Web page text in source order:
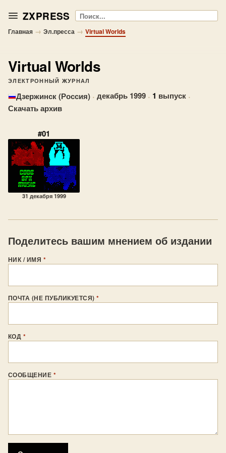
ZXPRESS Поиск
Главная → Эл.пресса → Virtual Worlds
Virtual Worlds
ЭЛЕКТРОННЫЙ ЖУРНАЛ
Дзержинск (Россия) · декабрь 1999 · 1 выпуск ·
Скачать архив
#01
31 декабря 1999
Поделитесь вашим мнением об издании
НИК / ИМЯ *
ПОЧТА (НЕ ПУБЛИКУЕТСЯ)*
КОД *
СООБЩЕНИЕ *